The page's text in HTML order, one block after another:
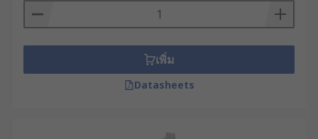
เพิ่ม
Datasheets